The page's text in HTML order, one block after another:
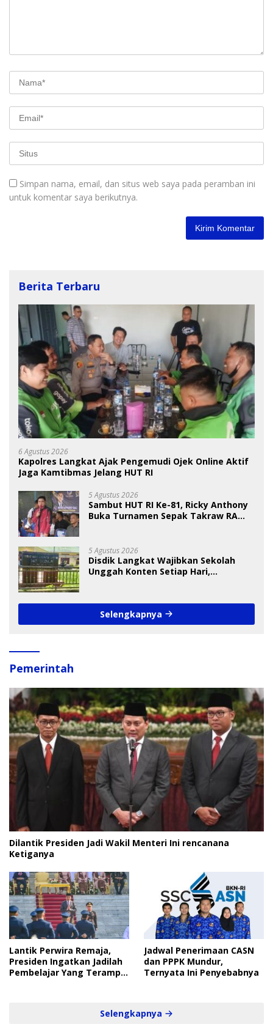
Simpan nama, email, dan situs web saya pada peramban ini
untuk komentar saya berikutnya.
Berita Terbaru
6 Agustus 2026
Kapolres Langkat Ajak Pengemudi Ojek Online Aktif
Jaga Kamtibmas Jelang HUT RI
5 Agustus 2026
Sambut HUT RI Ke-81, Ricky Anthony
Buka Turnamen Sepak Takraw RA
5 Agustus 2026
Disdik Langkat Wajibkan Sekolah
Unggah Konten Setiap Hari,
Selengkapnya
Pemerintah
Dilantik Presiden Jadi Wakil Menteri Ini rencanana
Ketiganya
Lantik Perwira Remaja,
Presiden Ingatkan Jadilah
Pembelajar Yang Terampil
Jadwal Penerimaan CASN
dan PPPK Mundur,
Ternyata Ini Penyebabnya
Selengkapnya